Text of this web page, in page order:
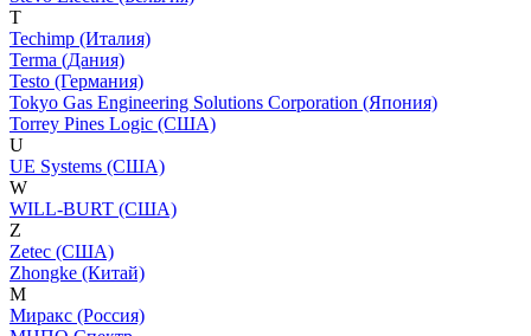
T
Techimp (Италия)
Terma (Дания)
Testo (Германия)
Tokyo Gas Engineering Solutions Corporation (Япония)
Torrey Pines Logic (США)
U
UE Systems (США)
W
WILL-BURT (США)
Z
Zetec (США)
Zhongke (Китай)
М
Миракс (Россия)